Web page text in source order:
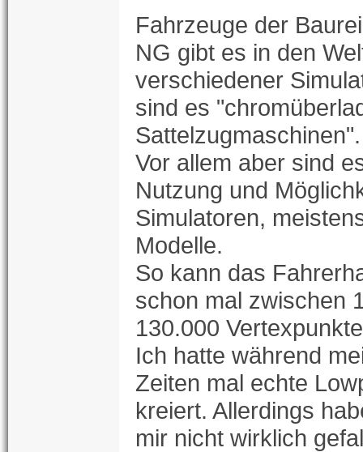
Fahrzeuge der
NG gibt es in den
verschiedener
sind es
Sattelzugmaschinen".
Vor allem aber sind
Nutzung und
Simulatoren,
Modelle.
So kann das
schon mal zwischen
130.000
Ich hatte während
Zeiten mal echte
kreiert. Allerdings
mir nicht wirklich